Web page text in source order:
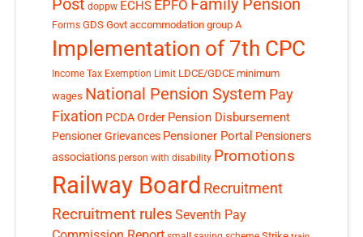
doppw ECHS EPFO Family Pension
Forms GDS Govt accommodation group A
Implementation of 7th CPC
Income Tax Exemption Limit LDCE/GDCE minimum
wages National Pension System Pay
Fixation PCDA Order Pension Disbursement
Pensioner Grievances Pensioner Portal Pensioners
associations person with disability Promotions
Railway Board Recruitment
Recruitment rules Seventh Pay